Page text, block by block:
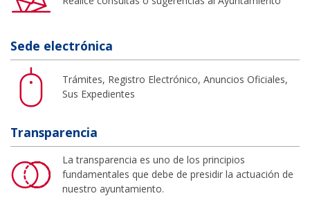
Sede electrónica
Trámites, Registro Electrónico, Anuncios Oficiales,
Sus Expedientes
Transparencia
La transparencia es uno de los principios
fundamentales que debe de presidir la actuación de
nuestro ayuntamiento.